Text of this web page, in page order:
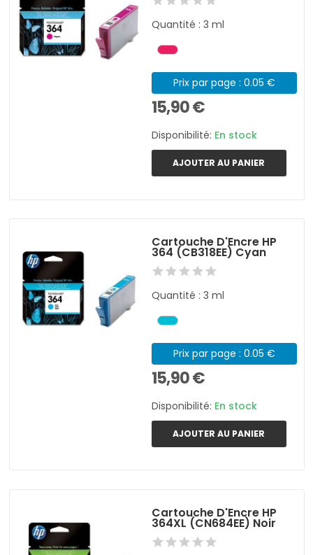
Quantité : 3 ml
Prix par page : 0.05 €
15,90 €
Disponibilité: En stock
AJOUTER AU PANIER
Cartouche D'Encre HP
364 (CB318EE) Cyan
Quantité : 3 ml
Prix par page : 0.05 €
15,90 €
Disponibilité: En stock
AJOUTER AU PANIER
Cartouche D'Encre HP
364XL (CN684EE) Noir